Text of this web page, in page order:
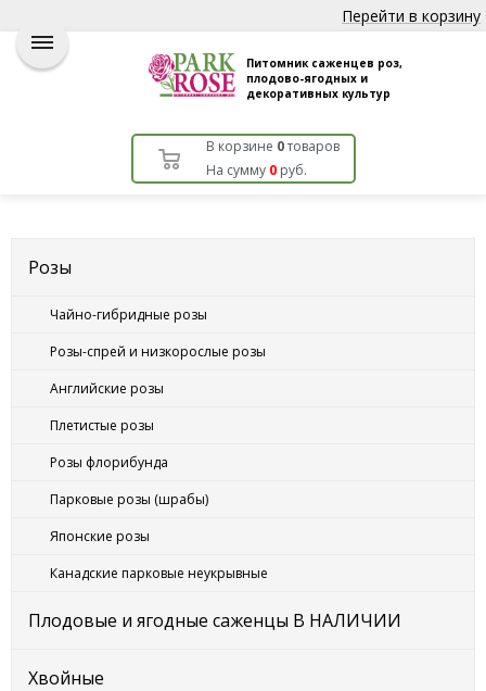
Перейти в корзину
Питомник саженцев роз,
плодово-ягодных и
декоративных культур
В корзине 0товаров
На сумму 0руб.
Розы
Чайно-гибридные розы
Розы-спрей и низкорослые розы
Английские розы
Плетистые розы
Розы флорибунда
Парковые розы (шрабы)
Японские розы
Канадские парковые неукрывные
Плодовые и ягодные саженцы В НАЛИЧИИ
Хвойные